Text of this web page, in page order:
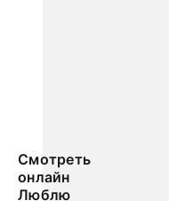
Смотреть
онлайн
Люблю